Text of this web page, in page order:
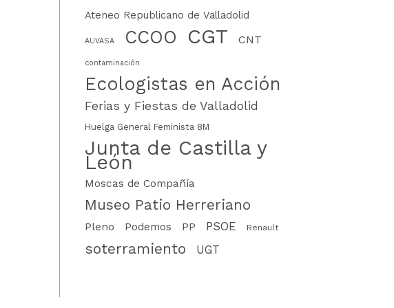
Ateneo Republicano de Valladolid
AUVASA CCOO CGT CNT
contaminación
Ecologistas en Acción
Ferias y Fiestas de Valladolid
Huelga General Feminista 8M
Junta de Castilla y
León
Moscas de Compañía
Museo Patio Herreriano
Pleno Podemos PP PSOE Renault
soterramiento UGT